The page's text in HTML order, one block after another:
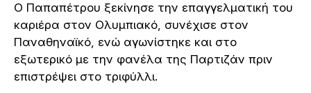
Ο Παπαπέτρου ξεκίνησε την επαγγελματική του
καριέρα στον Ολυμπιακό, συνέχισε στον
Παναθηναϊκό, ενώ αγωνίστηκε και στο
εξωτερικό με την φανέλα της Παρτιζάν πριν
επιστρέψει στο τριφύλλι.